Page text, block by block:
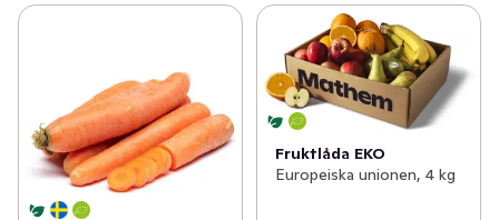
Fruktlåda EKO
Europeiska unionen, 4 kg